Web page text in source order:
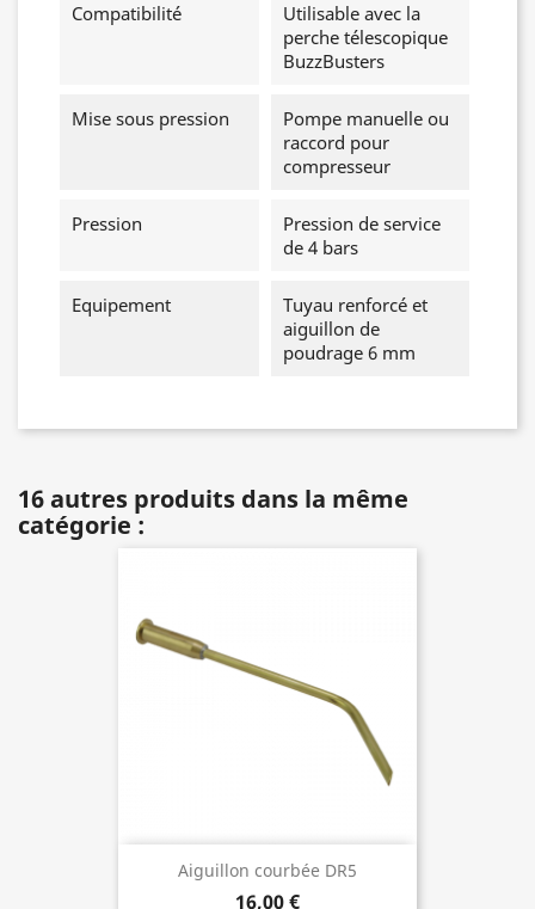
Compatibilité
Utilisable avec la
perche télescopique
BuzzBusters
Mise sous pression
Pompe manuelle ou
raccord pour
compresseur
Pression
Pression de service
de 4 bars
Equipement
Tuyau renforcé et
aiguillon de
poudrage 6 mm
16 autres produits dans la même
catégorie :
Aiguillon courbée DR5
16,00 €